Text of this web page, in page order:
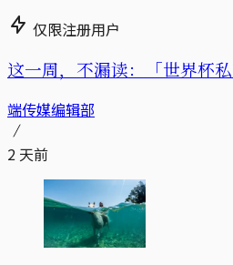
仅限注册用户
这一周，不漏读：「世界杯
端传媒编辑部
2 天前